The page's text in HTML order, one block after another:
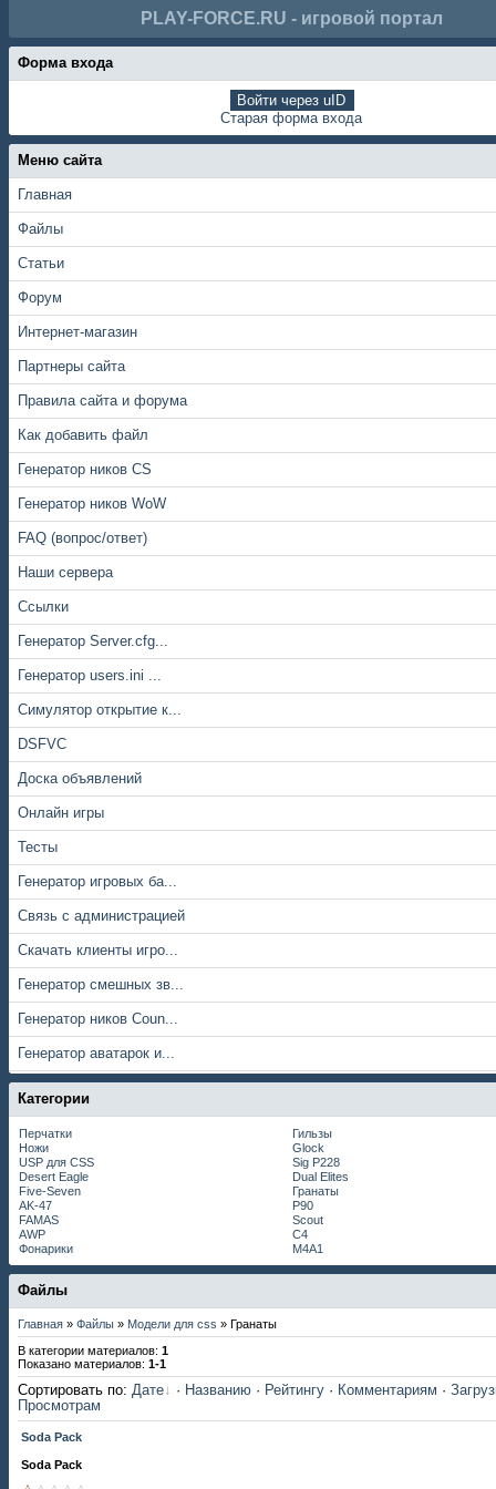
PLAY-FORCE.RU - игровой портал
Форма входа
Войти через uID
Старая форма входа
Меню сайта
Главная
Файлы
Статьи
Форум
Интернет-магазин
Партнеры сайта
Правила сайта и форума
Как добавить файл
Генератор ников CS
Генератор ников WoW
FAQ (вопрос/ответ)
Наши сервера
Ссылки
Генератор Server.cfg...
Генератор users.ini ...
Симулятор открытие к...
DSFVC
Доска объявлений
Онлайн игры
Тесты
Генератор игровых ба...
Связь с администрацией
Скачать клиенты игро...
Генератор смешных зв...
Генератор ников Coun...
Генератор аватарок и...
Категории
Перчатки
Гильзы
Ножи
Glock
USP для CSS
Sig P228
Desert Eagle
Dual Elites
Five-Seven
Гранаты
AK-47
P90
FAMAS
Scout
AWP
С4
Фонарики
M4A1
Файлы
Главная » Файлы » Модели для css » Гранаты
В категории материалов: 1
Показано материалов: 1-1
Сортировать по: Дате · Названию · Рейтингу · Комментариям ·
Просмотрам
Soda Pack
Soda Pack